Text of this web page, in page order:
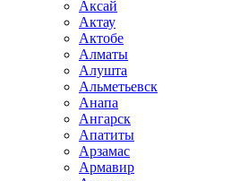
Аксай
Актау
Актобе
Алматы
Алушта
Альметьевск
Анапа
Ангарск
Апатиты
Арзамас
Армавир